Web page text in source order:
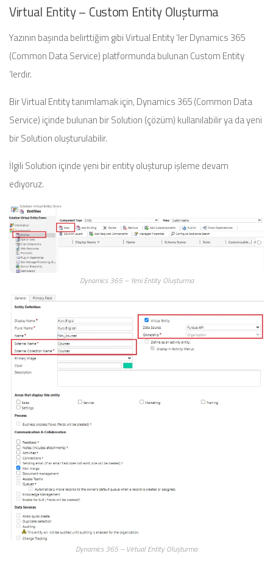
Virtual Entity – Custom Entity Oluşturma
Yazının başında belirttiğim gibi Virtual Entity ‘ler Dynamics 365
(Common Data Service) platformunda bulunan Custom Entity
‘lerdir.
Bir Virtual Entity tanımlamak için, Dynamics 365 (Common Data
Service) içinde bulunan bir Solution (çözüm) kullanılabilir ya da yeni
bir Solution oluşturulabilir.
İlgili Solution içinde yeni bir entity oluşturup işleme devam
ediyoruz.
Dynamics 365 – Yeni Entity Oluşturma
Dynamics 365 – Virtual Entity Oluşturma